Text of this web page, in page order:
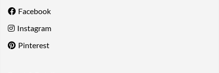
Facebook
Instagram
Pinterest